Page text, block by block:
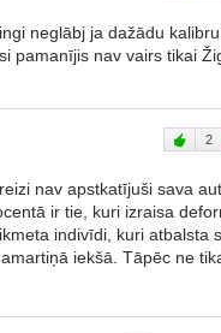
neglābj ja dažādu
pamanījis nav vairs tikai
2
nav apstkatījuši sava
ir tie, kuri izraisa
indivīdi, kuri atbalsta
iekšā. Tāpēc ne